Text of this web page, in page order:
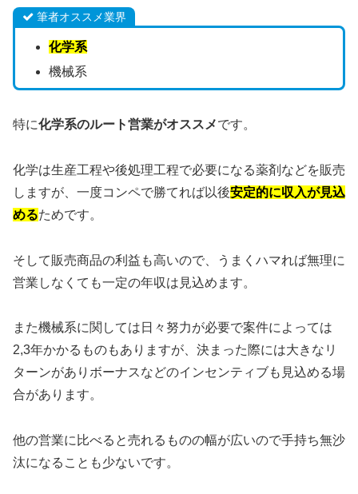
筆者オススメ業界
化学系
機械系
特に化学系のルート営業がオススメです。
化学は生産工程や後処理工程で必要になる薬剤などを販売
しますが、一度コンペで勝てれば以後安定的に収入が見込
めるためです。
そして販売商品の利益も高いので、うまくハマれば無理に
営業しなくても一定の年収は見込めます。
また機械系に関しては日々努力が必要で案件によっては
2,3年かかるものもありますが、決まった際には大きなリ
ターンがありボーナスなどのインセンティブも見込める場
合があります。
他の営業に比べると売れるものの幅が広いので手持ち無沙
汰になることも少ないです。